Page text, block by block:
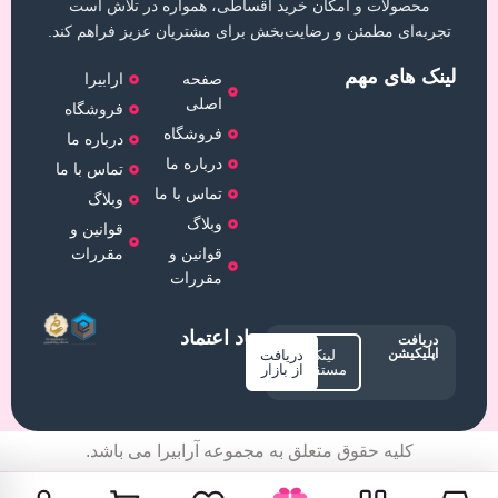
لینک های مهم
صفحه
اصلی
فروشگاه
درباره ما
تماس با ما
وبلاگ
قوانین و
مقررات
ارابیرا
فروشگاه
درباره ما
تماس با ما
وبلاگ
قوانین و
مقررات
محصولات و امکان خرید اقساطی، همواره در تلاش است
تجربه‌ای مطمئن و رضایت‌بخش برای مشتریان عزیز فراهم کند.
دریافت
اپلیکیشن
لینک
مستقیم
دریافت
از بازار
نماد اعتماد
کلیه حقوق متعلق به مجموعه آرابیرا می باشد.